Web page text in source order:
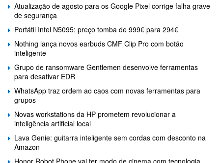
Atualização de agosto para os Google Pixel corrige falha grave
de segurança
Portátil Intel N5095: preço tomba de 999€ para 294€
Nothing lança novos earbuds CMF Clip Pro com botão
inteligente
Grupo de ransomware Gentlemen desenvolve ferramentas
para desativar EDR
WhatsApp traz ordem ao caos com novas ferramentas para
grupos
Novas workstations da HP prometem revolucionar a
inteligência artificial local
Lava Genie: guitarra inteligente sem cordas com desconto na
Amazon
Honor Robot Phone vai ter modo de cinema com tecnologia